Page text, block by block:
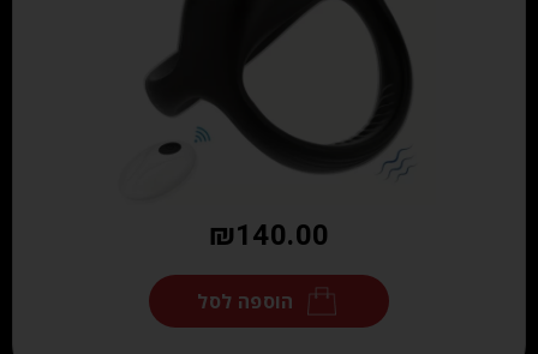
₪140.00
הוספה לסל